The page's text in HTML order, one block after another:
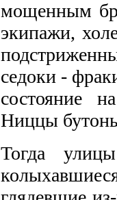
мощенным
экипажи,
седоки -
состояние
Ниццы
Тогда